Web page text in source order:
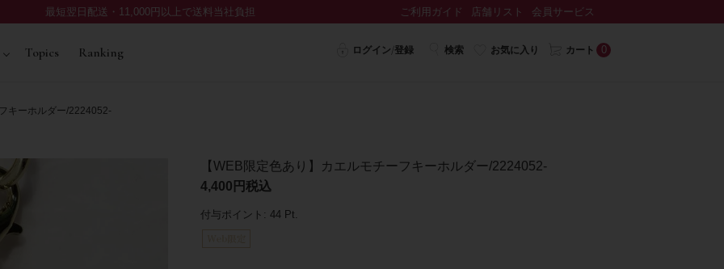
最短翌日配送・11,000円以上で送料当社負担 ご利用ガイド 店舗リスト 会員サービス
Topics Ranking ログイン/登録 検索 お気に入り カート 0
キーホルダー/2224052-
【WEB限定色あり】カエルモチーフキーホルダー/2224052-
4,400
税込
付与ポイント: 44 Pt.